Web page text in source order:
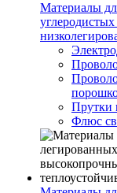
Материалы
углеродистых
Прутки
Флюс